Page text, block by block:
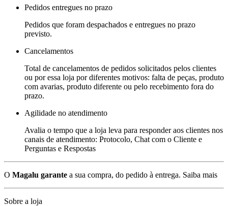
Pedidos entregues no prazo
Pedidos que foram despachados e entregues no prazo
previsto.
Cancelamentos
Total de cancelamentos de pedidos solicitados pelos clientes
ou por essa loja por diferentes motivos: falta de peças, produto
com avarias, produto diferente ou pelo recebimento fora do
prazo.
Agilidade no atendimento
Avalia o tempo que a loja leva para responder aos clientes nos
canais de atendimento: Protocolo, Chat com o Cliente e
Perguntas e Respostas
O Magalu garante a sua compra, do pedido à entrega. Saiba mais
Sobre a loja